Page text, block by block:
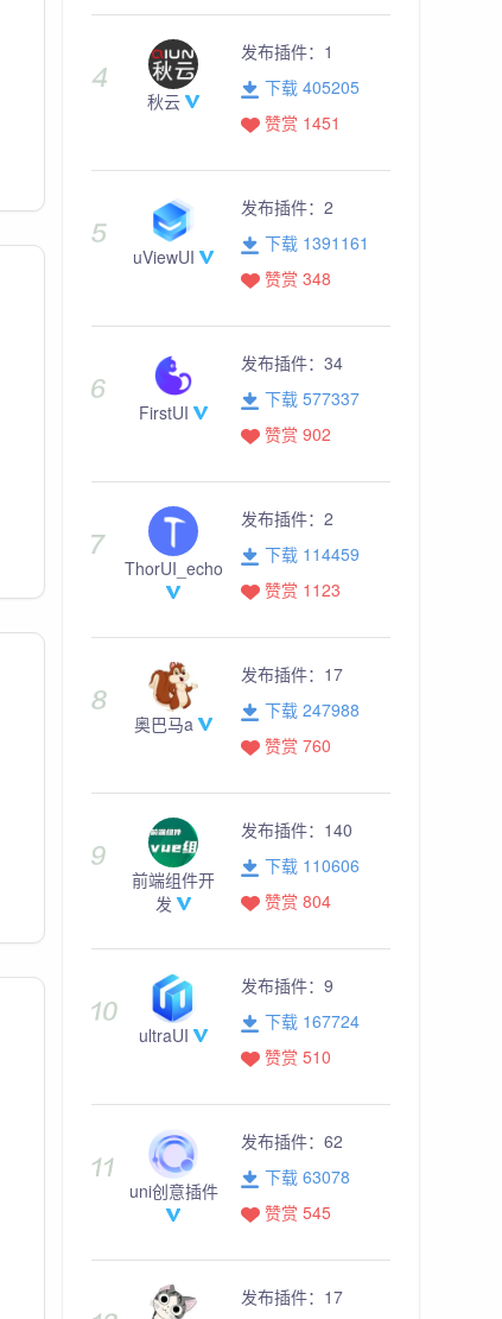
秋云
发布插件： 1
下载 405205
赞赏 1451
uViewUI
发布插件： 2
下载 1391161
赞赏 348
FirstUI
发布插件： 34
下载 577337
赞赏 902
ThorUI_echo
发布插件： 2
下载 114459
赞赏 1123
奥巴马a
发布插件： 17
下载 247988
赞赏 760
前端组件开
发
发布插件： 140
下载 110606
赞赏 804
ultraUI
发布插件： 9
下载 167724
赞赏 510
uni创意插件
发布插件： 62
下载 63078
赞赏 545
发布插件： 17